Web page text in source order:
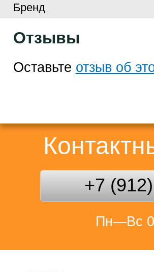
Бренд
Отзывы
Оставьте отзыв об
+7
Пн—Вс